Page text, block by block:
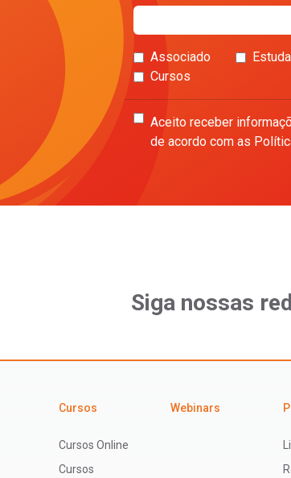
Associado
Cursos
Aceito receber
de acordo com as
Siga nossas
Cursos
Cursos Online
Cursos
Webinars